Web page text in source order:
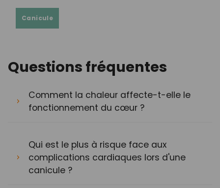
Canicule
Questions fréquentes
Comment la chaleur affecte-t-elle le
fonctionnement du cœur ?
Qui est le plus à risque face aux
complications cardiaques lors d'une
canicule ?